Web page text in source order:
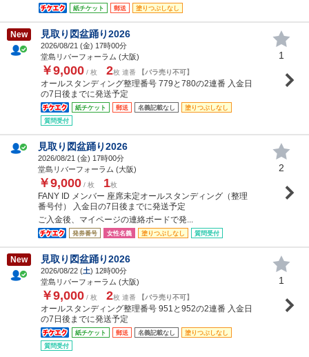
紙チケット 郵送 塗りつぶしなし
New 見取り図盆踊り2026
2026/08/21 (金) 17時00分
堂島リバーフォーラム (大阪)
￥9,000 / 枚 2枚 連番 【バラ売り不可】
オールスタンディング整理番号 779と780の2連番 入金日
の7日後までに発送予定
紙チケット 郵送 名義記載なし
塗りつぶしなし
質問受付
1
見取り図盆踊り2026
2026/08/21 (金) 17時00分
堂島リバーフォーラム (大阪)
￥9,000 / 枚 1枚
FANY ID メンバー 座席未定オールスタンディング（整理
番号付） 入金日の7日後までに発送予定
ご入金後、マイページの連絡ボードで発...
発券番号 女性名義 塗りつぶしなし 質問受付
2
New 見取り図盆踊り2026
2026/08/22 (土) 12時00分
堂島リバーフォーラム (大阪)
￥9,000 / 枚 2枚 連番 【バラ売り不可】
オールスタンディング整理番号 951と952の2連番 入金日
の7日後までに発送予定
紙チケット 郵送 名義記載なし
塗りつぶしなし
質問受付
1